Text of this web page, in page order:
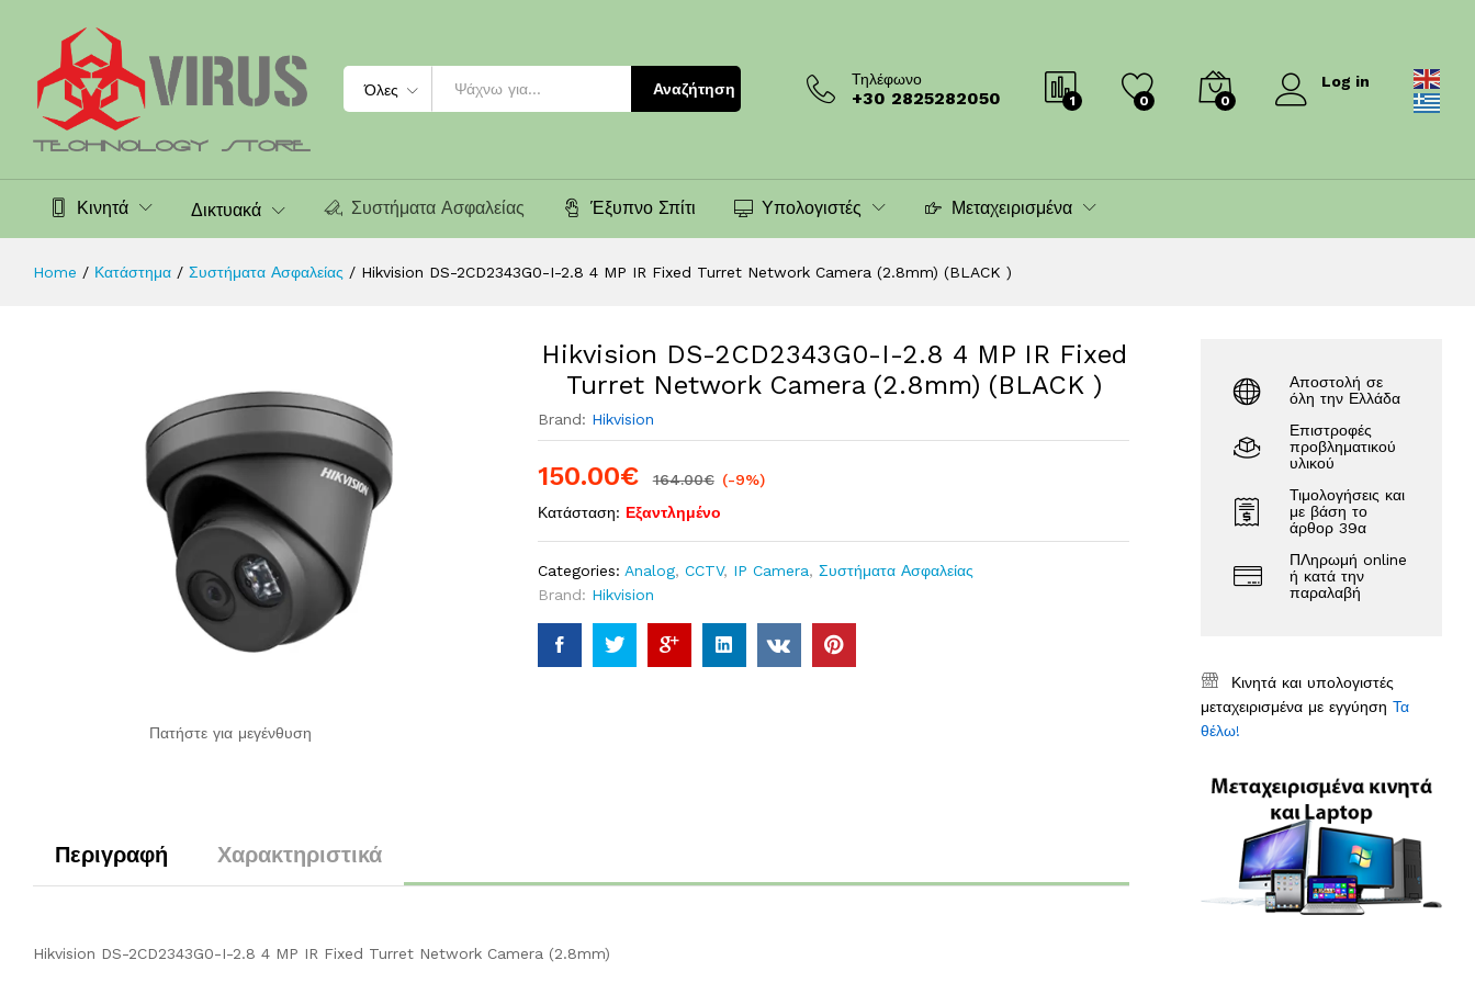
Όλες Αναζήτηση
Τηλέφωνο
+30 2825282050 1 0 0
Log in
Κινητά Δικτυακά Συστήματα Ασφαλείας Έξυπνο Σπίτι Υπολογιστές Μεταχειρισμένα
Home / Κατάστημα / Συστήματα Ασφαλείας / Hikvision DS-2CD2343G0-I-2.8 4 MP IR Fixed Turret Network Camera (2.8mm) (BLACK )
Πατήστε για μεγένθυση
Hikvision DS-2CD2343G0-I-2.8 4 MP IR Fixed
Turret Network Camera (2.8mm) (BLACK )
Brand: Hikvision
150.00€ 164.00€ (-9%)
Κατάσταση: Εξαντλημένο
Categories: Analog, CCTV, IP Camera, Συστήματα Ασφαλείας
Brand: Hikvision
Περιγραφή Χαρακτηριστικά
Hikvision DS-2CD2343G0-I-2.8 4 MP IR Fixed Turret Network Camera (2.8mm)
Αποστολή σε
όλη την Ελλάδα
Επιστροφές
προβληματικού
υλικού
Τιμολογήσεις και
με βάση το
άρθορ 39α
ΠΛηρωμή online
ή κατά την
παραλαβή
Κινητά και υπολογιστές
μεταχειρισμένα με εγγύησηΤα
θέλω!
Περιγραφή